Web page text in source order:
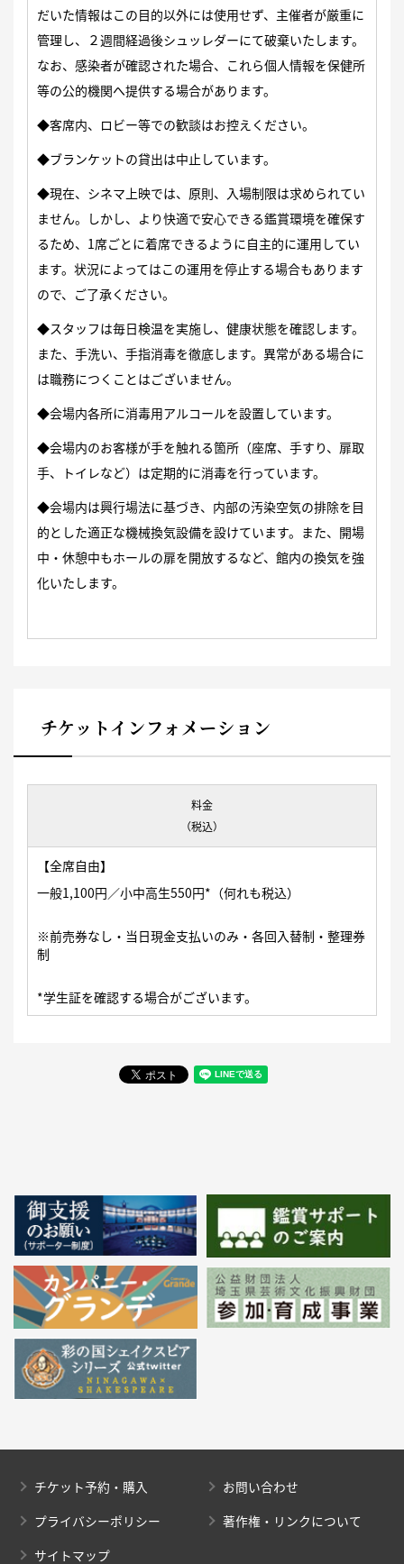
だいた情報はこの目的以外には使用せず、主催者が厳重に
管理し、２週間経過後シュッレダーにて破棄いたします。
なお、感染者が確認された場合、これら個人情報を保健所
等の公的機関へ提供する場合があります。
◆客席内、ロビー等での歓談はお控えください。
◆ブランケットの貸出は中止しています。
◆現在、シネマ上映では、原則、入場制限は求められてい
ません。しかし、より快適で安心できる鑑賞環境を確保す
るため、1席ごとに着席できるように自主的に運用してい
ます。状況によってはこの運用を停止する場合もあります
ので、ご了承ください。
◆スタッフは毎日検温を実施し、健康状態を確認します。
また、手洗い、手指消毒を徹底します。異常がある場合に
は職務につくことはございません。
◆会場内各所に消毒用アルコールを設置しています。
◆会場内のお客様が手を触れる箇所（座席、手すり、扉取
手、トイレなど）は定期的に消毒を行っています。
◆会場内は興行場法に基づき、内部の汚染空気の排除を目
的とした適正な機械換気設備を設けています。また、開場
中・休憩中もホールの扉を開放するなど、館内の換気を強
化いたします。
チケットインフォメーション
料金
（税込）
【全席自由】
一般1,100円／小中高生550円*（何れも税込）
※前売券なし・当日現金支払いのみ・各回入替制・整理券
制
*学生証を確認する場合がございます。
チケット予約・購入
お問い合わせ
プライバシーポリシー
著作権・リンクについて
サイトマップ